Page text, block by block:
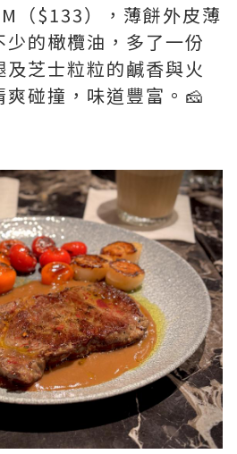
（$133），薄餅外皮薄
的橄欖油，多了一份
芝士粒粒的鹹香與火
碰撞，味道豐富。🧀